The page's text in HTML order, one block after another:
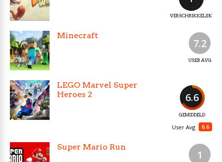
VERSCHRIKKELIJK
7.2
USER AVG
Minecraft
6.6
GEMIDDELD
6.6
User Avg
LEGO Marvel Super
Heroes 2
1
Super Mario Run